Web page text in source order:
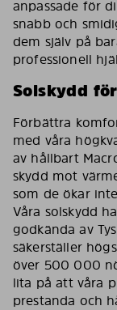
anpassade för
snabb och
dem själv på
professionell
Solskydd
Förbättra
med våra
av hållbart
skydd mot
som de ökar
Våra solskydd
godkända av
säkerställer
över 500 000
lita på att våra
prestanda och